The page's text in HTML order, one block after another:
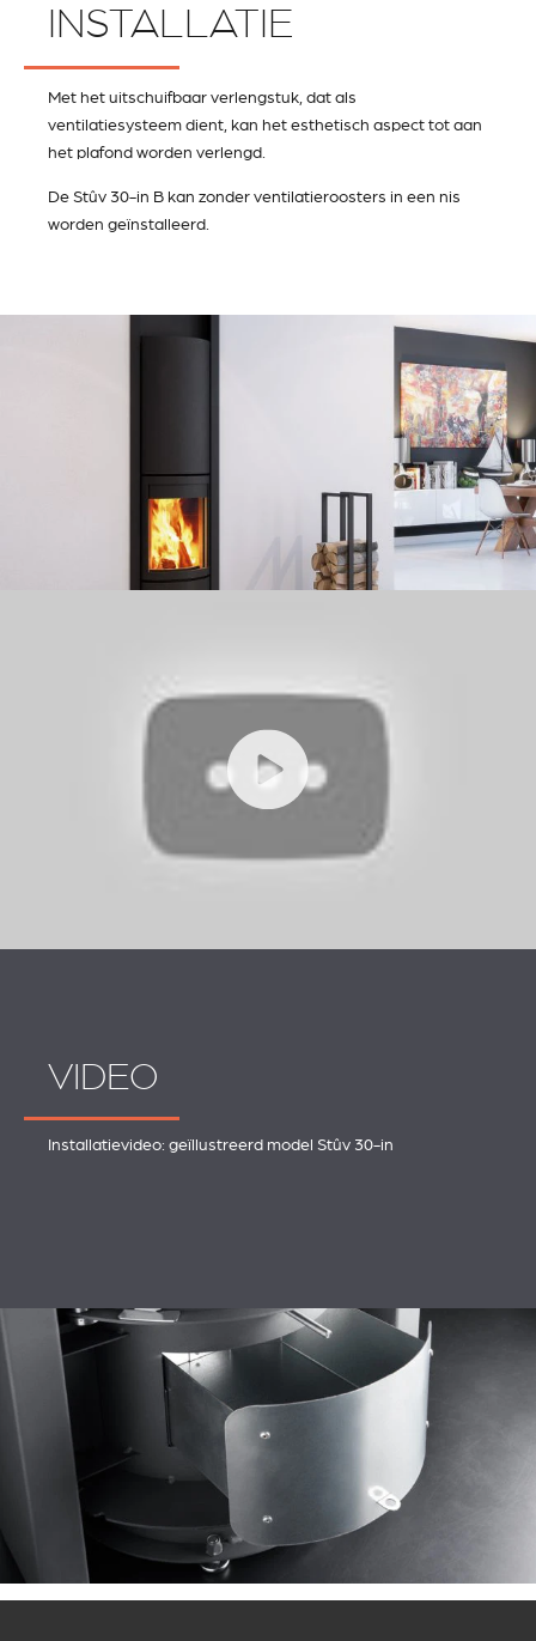
INSTALLATIE
Met het uitschuifbaar verlengstuk, dat als
ventilatiesysteem dient, kan het esthetisch aspect tot aan
het plafond worden verlengd.
De Stûv 30-in B kan zonder ventilatieroosters in een nis
worden geïnstalleerd.
VIDEO
Installatievideo: geïllustreerd model Stûv 30-in